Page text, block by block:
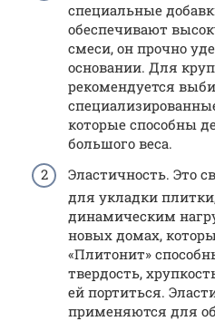
специальные
обеспечивают
смеси, он прочно
основании. Для
рекомендуется
которые способны
большого веса.
Эластичность. Это
для укладки
динамическим
новых домах,
«Плитонит»
твердость,
ей портиться.
применяются для